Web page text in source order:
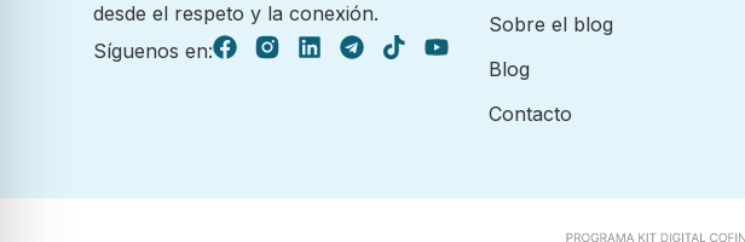
desde el respeto y la conexión.
Síguenos en:
Sobre el blog
Blog
Contacto